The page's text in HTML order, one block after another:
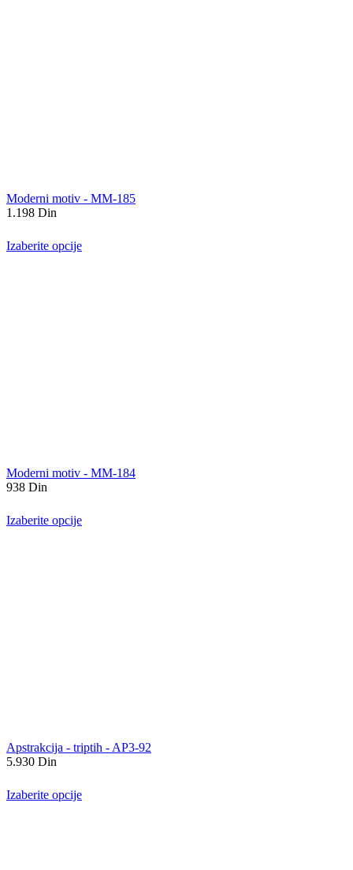
Moderni motiv - MM-185
1.198 Din
Izaberite opcije
Moderni motiv - MM-184
938 Din
Izaberite opcije
Apstrakcija - triptih - AP3-92
5.930 Din
Izaberite opcije